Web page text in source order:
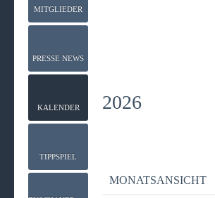
MITGLIEDER
PRESSE NEWS
KALENDER
TIPPSPIEL
2026
MONATSANSICHT